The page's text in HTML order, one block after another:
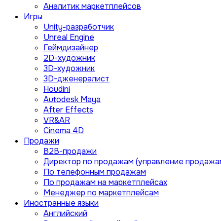
Аналитик маркетплейсов
Игры
Unity-разработчик
Unreal Engine
Геймдизайнер
2D-художник
3D-художник
3D-дженералист
Houdini
Autodesk Maya
After Effects
VR&AR
Cinema 4D
Продажи
B2B-продажи
Директор по продажам (управление
По телефонным продажам
По продажам на маркетплейсах
Менеджер по маркетплейсам
Иностранные языки
Английский